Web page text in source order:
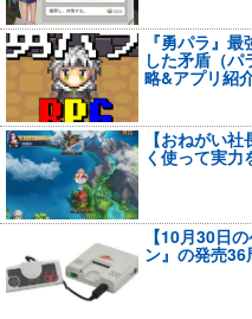
『勇パラ』
した矛盾（
略&アプリ紹
【おねがい
く使って実力
【10月30日
ン』の発売36